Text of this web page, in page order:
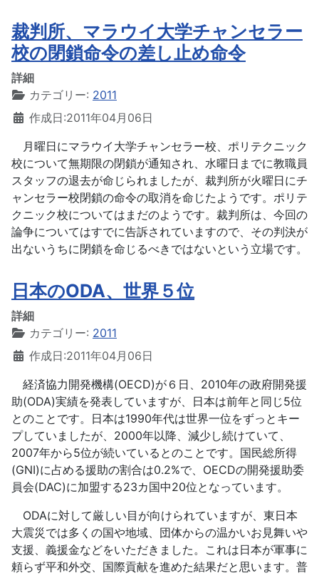
裁判所、マラウイ大学チャンセラー
校の閉鎖命令の差し止め命令
詳細
カテゴリー: 2011
作成日:2011年04月06日
月曜日にマラウイ大学チャンセラー校、ポリテクニック
校について無期限の閉鎖が通知され、水曜日までに教職員
スタッフの退去が命じられましたが、裁判所が火曜日にチ
ャンセラー校閉鎖の命令の取消を命じたようです。ポリテ
クニック校についてはまだのようです。裁判所は、今回の
論争についてはすでに告訴されていますので、その判決が
出ないうちに閉鎖を命じるべきではないという立場です。
日本のODA、世界５位
詳細
カテゴリー: 2011
作成日:2011年04月06日
経済協力開発機構(OECD)が６日、2010年の政府開発援
助(ODA)実績を発表していますが、日本は前年と同じ5位
とのことです。日本は1990年代は世界一位をずっとキー
プしていましたが、2000年以降、減少し続けていて、
2007年から5位が続いているとのことです。国民総所得
(GNI)に占める援助の割合は0.2%で、OECDの開発援助委
員会(DAC)に加盟する23カ国中20位となっています。
ODAに対して厳しい目が向けられていますが、東日本
大震災では多くの国や地域、団体からの温かいお見舞いや
支援、義援金などをいただきました。これは日本が軍事に
頼らず平和外交、国際貢献を進めた結果だと思います。普